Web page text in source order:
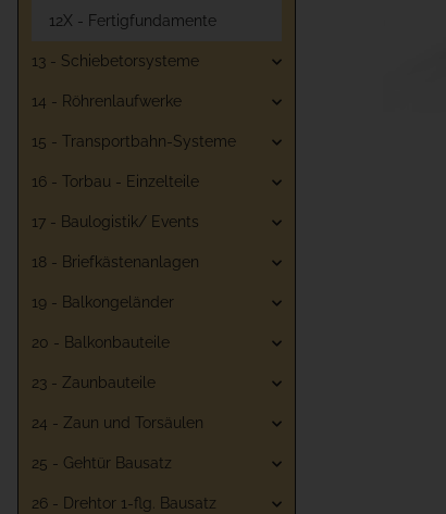
12X - Fertigfundamente
13 - Schiebetorsysteme
14 - Röhrenlaufwerke
15 - Transportbahn-Systeme
16 - Torbau - Einzelteile
17 - Baulogistik/ Events
18 - Briefkästenanlagen
19 - Balkongeländer
20 - Balkonbauteile
23 - Zaunbauteile
24 - Zaun und Torsäulen
25 - Gehtür Bausatz
26 - Drehtor 1-flg. Bausatz